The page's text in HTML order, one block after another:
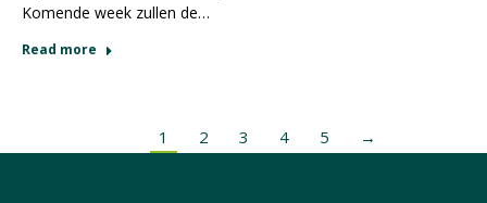
Komende week zullen de…
Read more
1 2 3 4 5 →